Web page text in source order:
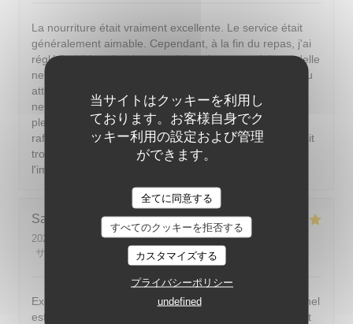
当サイトはクッキーを利用し
ております。お客様自身でク
ッキー利用の設定および管理
ができます。
全てに同意する
すべてのクッキーを拒否する
カスタマイズする
プライバシーポリシー
undefined
La nourriture était vraiment excellente. Le service était
généralement aimable. Cependant, à la fin du repas, j'ai
réglé l'addition discrètement à la caisse pour éviter qu'elle
ne soit présentée à table. Or, en partant, un serveur peu
attentionné est venu encaisser et, après le malentendu,
ne s'est même pas excusé correctement. De plus, en
plein été parisien, il est indispensable de pouvoir se
rafraîchir ; si la climatisation n'est pas possible, il faudrait
trouver une autre solution. J'aimerais dîner sans avoir
l'impression d'être dans un sauna.
Sarah-Lou
2026-08-03
- 19:30 - ゲスト 4
サービス
: 5/5 メニュー: 5
Excellent ! Tout est délicieux, bien présentés, le personnel
est vraiment au top : accueillant, souriant, attentionné et